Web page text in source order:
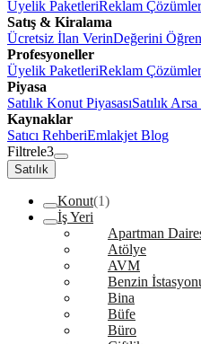
Üyelik PaketleriReklam
Satış & Kiralama
Ücretsiz İlan VerinDeğerini Öğren
Profesyoneller
Üyelik PaketleriReklam
Piyasa
Satılık Konut PiyasasıSatılık Arsa
Kaynaklar
Satıcı RehberiEmlakjet Blog
Filtrele3
Satılık
Konut(1)
İş Yeri
Apartman
Atölye
AVM
Benzin
Bina
Büfe
Büro